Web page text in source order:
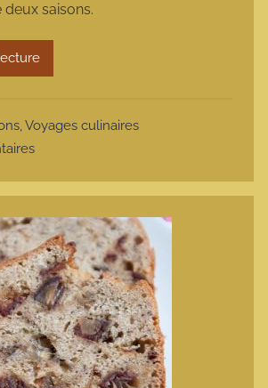
a
r
t
saisons.
,Voyages culinaires